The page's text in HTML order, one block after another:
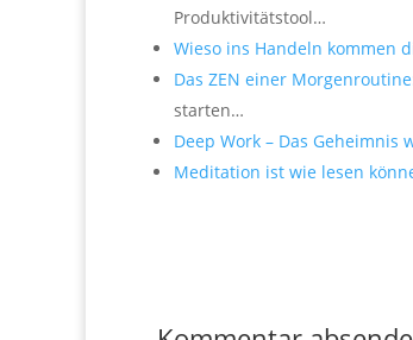
Produktivitätstool…
Wieso ins Handeln kommen
Das ZEN einer
starten…
Deep Work – Das
Meditation ist wie lesen